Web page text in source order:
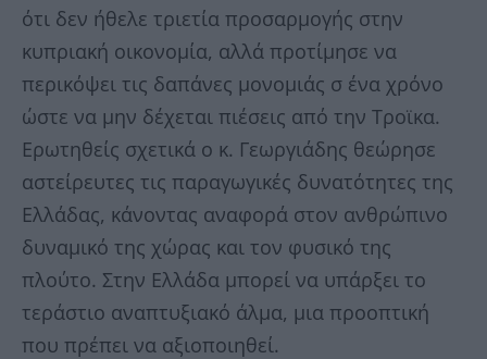
ότι δεν ήθελε τριετία προσαρμογής στην
κυπριακή οικονομία, αλλά προτίμησε να
περικόψει τις δαπάνες μονομιάς σ ένα χρόνο
ώστε να μην δέχεται πιέσεις από την Τροϊκα.
Ερωτηθείς σχετικά ο κ. Γεωργιάδης θεώρησε
αστείρευτες τις παραγωγικές δυνατότητες της
Ελλάδας, κάνοντας αναφορά στον ανθρώπινο
δυναμικό της χώρας και τον φυσικό της
πλούτο. Στην Ελλάδα μπορεί να υπάρξει το
τεράστιο αναπτυξιακό άλμα, μια προοπτική
που πρέπει να αξιοποιηθεί.